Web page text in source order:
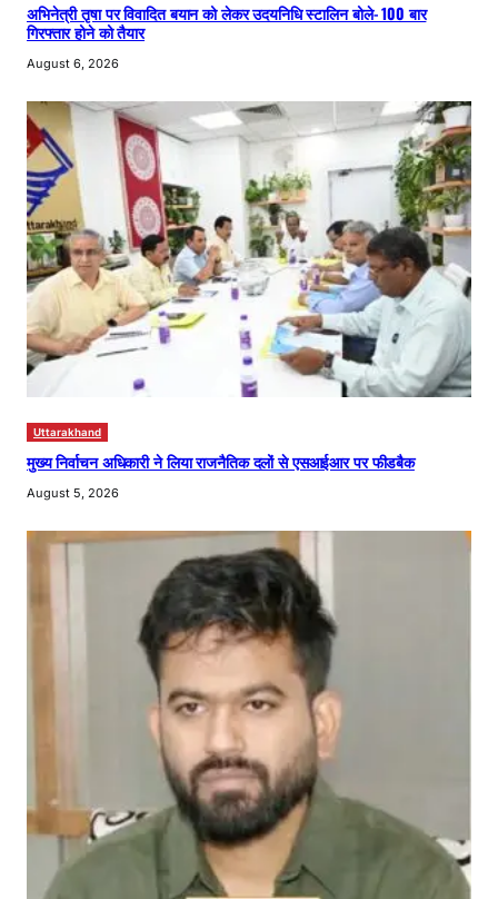
अभिनेत्री तृषा पर विवादित बयान को लेकर उदयनिधि स्टालिन बोले- 100 बार
गिरफ्तार होने को तैयार
August 6, 2026
Uttarakhand
मुख्य निर्वाचन अधिकारी ने लिया राजनैतिक दलों से एसआईआर पर फीडबैक
August 5, 2026